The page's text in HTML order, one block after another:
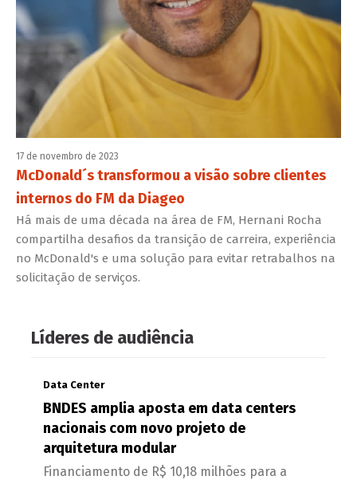
17 de novembro de 2023
McDonald´s transformou a visão sobre clientes
internos do FM da Diageo
Há mais de uma década na área de FM, Hernani Rocha
compartilha desafios da transição de carreira, experiência
no McDonald's e uma solução para evitar retrabalhos na
solicitação de serviços.
Líderes de audiência
Data Center
BNDES amplia aposta em data centers
nacionais com novo projeto de
arquitetura modular
Financiamento de R$ 10,18 milhões para a